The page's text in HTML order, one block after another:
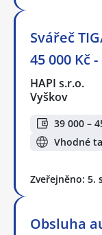
Svářeč
45 000 Kč
HAPI s.r.o.
Vyškov
39 000 –
Vhodné
Zveřejněno: 5.
Obsluha